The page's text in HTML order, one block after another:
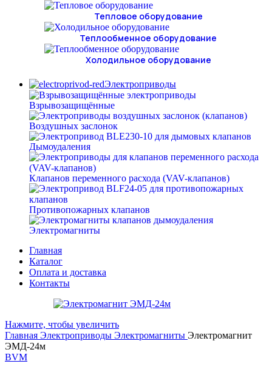
Тепловое оборудование
Теплообменное оборудование
Холодильное оборудование
Электроприводы
Взрывозащищённые
Воздушных заслонок
Дымоудаления
Клапанов переменного расхода (VAV-клапанов)
Противопожарных клапанов
Электромагниты
Главная
Каталог
Оплата и доставка
Контакты
Нажмите, чтобы увеличить
Главная Электроприводы Электромагниты Электромагнит
ЭМД-24м
BVM